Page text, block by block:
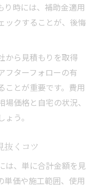
り時には、補助金適用
ックすることが、後悔
から見積もりを取得
フターフォローの有
ことが重要です。費用
価格と自宅の状況、
う。
抜くコツ
は、単に合計金額を見
単価や施工範囲、使用